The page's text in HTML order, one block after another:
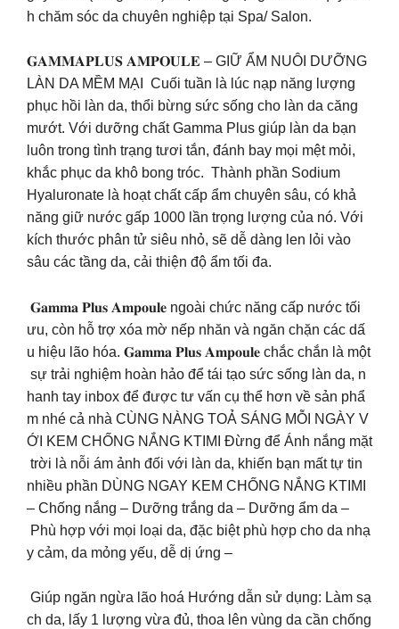
h chăm sóc da chuyên nghiệp tại Spa/ Salon.
𝐆𝐀𝐌𝐌𝐀𝐏𝐋𝐔𝐒 𝐀𝐌𝐏𝐎𝐔𝐋𝐄 – GIỮ ẨM NUÔI DƯỠNG
LÀN DA MỀM MẠI Cuối tuần là lúc nạp năng lượng
phục hồi làn da, thổi bừng sức sống cho làn da căng
mướt. Với dưỡng chất Gamma Plus giúp làn da bạn
luôn trong tình trạng tươi tắn, đánh bay mọi mệt mỏi,
khắc phục da khô bong tróc. Thành phần Sodium
Hyaluronate là hoạt chất cấp ẩm chuyên sâu, có khả
năng giữ nước gấp 1000 lần trọng lượng của nó. Với
kích thước phân tử siêu nhỏ, sẽ dễ dàng len lỏi vào
sâu các tầng da, cải thiện độ ẩm tối đa.
𝐆𝐚𝐦𝐦𝐚 𝐏𝐥𝐮𝐬 𝐀𝐦𝐩𝐨𝐮𝐥𝐞 ngoài chức năng cấp nước tối
ưu, còn hỗ trợ xóa mờ nếp nhăn và ngăn chặn các dấ
u hiệu lão hóa. 𝐆𝐚𝐦𝐦𝐚 𝐏𝐥𝐮𝐬 𝐀𝐦𝐩𝐨𝐮𝐥𝐞 chắc chắn là một
sự trải nghiệm hoàn hảo để tái tạo sức sống làn da, n
hanh tay inbox để được tư vấn cụ thể hơn về sản phẩ
m nhé cả nhà CÙNG NÀNG TOẢ SÁNG MỖI NGÀY V
ỚI KEM CHỐNG NẮNG KTIMI Đừng để Ánh nắng mặt
trời là nỗi ám ảnh đối với làn da, khiến bạn mất tự tin
nhiều phần DÙNG NGAY KEM CHỐNG NẮNG KTIMI
– Chống nắng – Dưỡng trắng da – Dưỡng ẩm da –
Phù hợp với mọi loại da, đặc biệt phù hợp cho da nhạ
y cảm, da mỏng yếu, dễ dị ứng –
Giúp ngăn ngừa lão hoá Hướng dẫn sử dụng: Làm sạ
ch da, lấy 1 lượng vừa đủ, thoa lên vùng da cần chống